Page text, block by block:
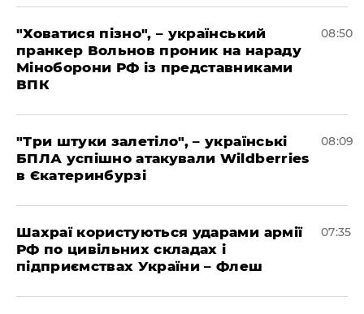
"Ховатися пізно", – український
пранкер Вольнов проник на нараду
Міноборони РФ із представниками
ВПК
08:50
"Три штуки залетіло", – українські
БПЛА успішно атакували Wildberries
в Єкатеринбурзі
08:09
Шахраї користуються ударами армії
РФ по цивільних складах і
підприємствах України – Флеш
07:35